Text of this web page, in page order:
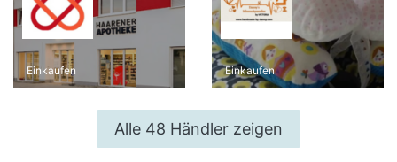
Einkaufen Einkaufen
Alle 48 Händler zeigen